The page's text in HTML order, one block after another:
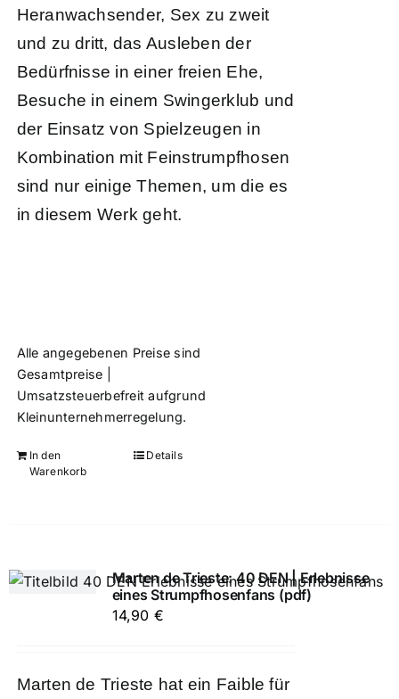
Heranwachsender, Sex zu zweit
und zu dritt, das Ausleben der
Bedürfnisse in einer freien Ehe,
Besuche in einem Swingerklub und
der Einsatz von Spielzeugen in
Kombination mit Feinstrumpfhosen
sind nur einige Themen, um die es
in diesem Werk geht.
Alle angegebenen Preise sind
Gesamtpreise |
Umsatzsteuerbefreit aufgrund
Kleinunternehmerregelung.
In den
Warenkorb
Details
Marten de Trieste: 40 DEN | Erlebnisse
eines Strumpfhosenfans (pdf)
14,90 €
Marten de Trieste hat ein Faible für